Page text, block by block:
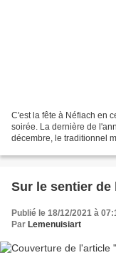
C'est la fête à Néfiach en
soirée. La dernière de
décembre, le traditionnel
Sur le sentier de
Publié le 18/12/2021 à
Par Lemenuisiart